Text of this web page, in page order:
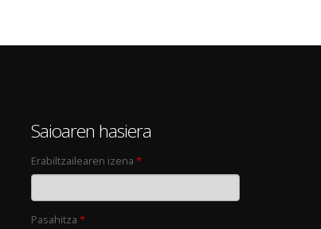
Saioaren hasiera
Erabiltzailearen izena *
Pasahitza *